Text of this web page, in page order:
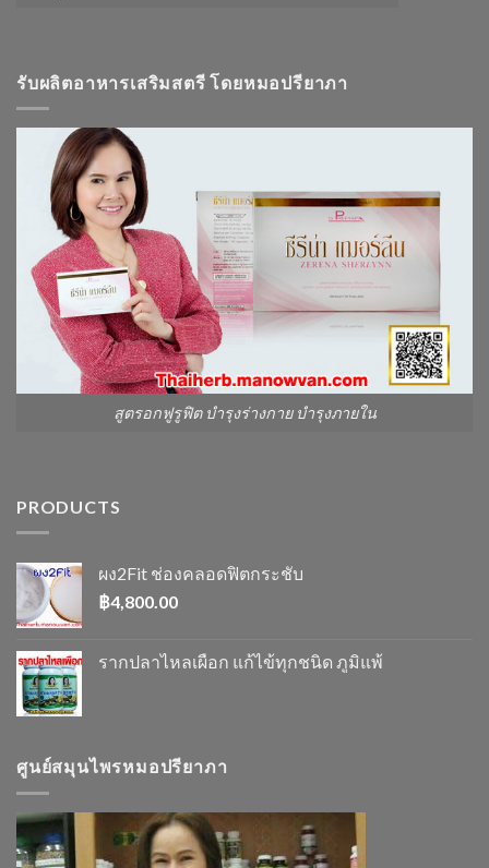
รับผลิตอาหารเสริมสตรี โดยหมอปรียาภา
สูตรอกฟูรูฟิต บำรุงร่างกาย บำรุงภายใน
PRODUCTS
ผง2Fit ช่องคลอดฟิตกระชับ
฿4,800.00
รากปลาไหลเผือก แก้ไข้ทุกชนิด ภูมิแพ้
ศูนย์สมุนไพรหมอปรียาภา